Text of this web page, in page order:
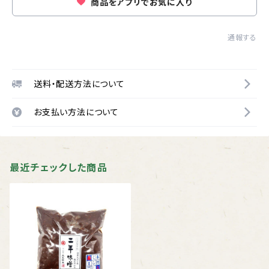
商品をアプリでお気に入り
通報する
送料・配送方法について
お支払い方法について
最近チェックした商品